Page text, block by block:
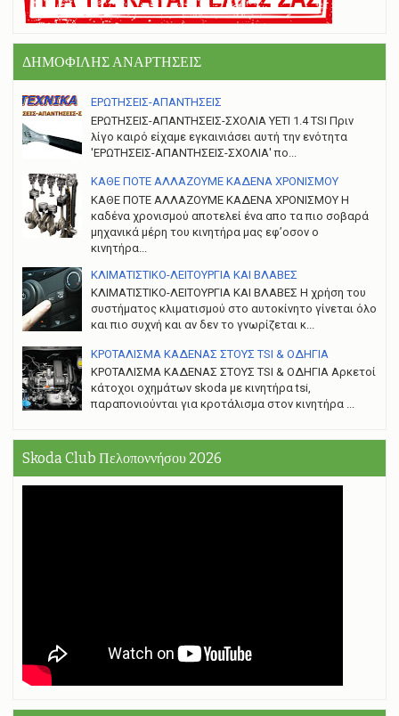
ΔΗΜΟΦΙΛΗΣ ΑΝΑΡΤΗΣΕΙΣ
ΕΡΩΤΗΣΕΙΣ-ΑΠΑΝΤΗΣΕΙΣ
ΕΡΩΤΗΣΕΙΣ-ΑΠΑΝΤΗΣΕΙΣ-ΣΧΟΛΙΑ YETI 1.4 TSI Πριν
λίγο καιρό είχαμε εγκαινιάσει αυτή την ενότητα
'ΕΡΩΤΗΣΕΙΣ-ΑΠΑΝΤΗΣΕΙΣ-ΣΧΟΛΙΑ' πο...
ΚΑΘΕ ΠΟΤΕ ΑΛΛΑΖΟΥΜΕ ΚΑΔΕΝΑ ΧΡΟΝΙΣΜΟΥ
ΚΑΘΕ ΠΟΤΕ ΑΛΛΑΖΟΥΜΕ ΚΑΔΕΝΑ ΧΡΟΝΙΣΜΟΥ Η
καδένα χρονισμού αποτελεί ένα απο τα πιο σοβαρά
μηχανικά μέρη του κινητήρα μας εφ’οσον ο
κινητήρα...
ΚΛΙΜΑΤΙΣΤΙΚΟ-ΛΕΙΤΟΥΡΓΙΑ ΚΑΙ ΒΛΑΒΕΣ
ΚΛΙΜΑΤΙΣΤΙΚΟ-ΛΕΙΤΟΥΡΓΙΑ ΚΑΙ ΒΛΑΒΕΣ H χρήση του
συστήματος κλιματισμού στο αυτοκίνητο γίνεται όλο
και πιο συχνή και αν δεν το γνωρίζεται κ...
ΚΡΟΤΑΛΙΣΜΑ ΚΑΔΕΝΑΣ ΣΤΟΥΣ TSI & ΟΔΗΓΙΑ
ΚΡΟΤΑΛΙΣΜΑ ΚΑΔΕΝΑΣ ΣΤΟΥΣ TSI & ΟΔΗΓΙΑ Αρκετοί
κάτοχοι οχημάτων skoda με κινητήρα tsi,
παραπονιούνται για κροτάλισμα στον κινητήρα ...
Skoda Club Πελοποννήσου 2026